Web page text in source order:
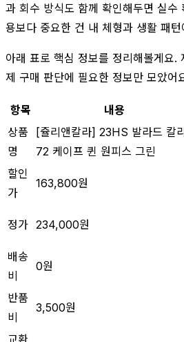
과 회수 방식도 함께 확인해두면 실수
용보다 중요한 건 내 체형과 생활 패턴
아래 표로 핵심 정보를 정리해볼게요.
제 구매 판단에 필요한 정보만 모았어
항목 내용
상품
명
[쥴리앤칼라] 23HS 발라드 칼
72 케이프 퀸 원피스 그린
할인
가
163,800원
정가 234,000원
배송
비
0원
반품
비
3,500원
교환